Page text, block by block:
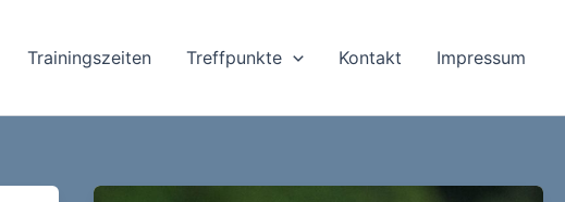
Trainingszeiten Treffpunkte Kontakt Impressum